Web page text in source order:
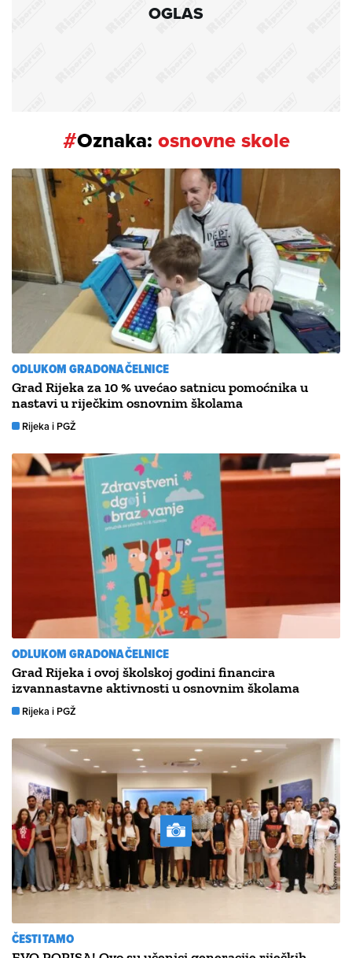
OGLAS
#Oznaka: osnovne skole
ODLUKOM GRADONAČELNICE
Grad Rijeka za 10 % uvećao satnicu pomoćnika u
nastavi u riječkim osnovnim školama
Rijeka i PGŽ
ODLUKOM GRADONAČELNICE
Grad Rijeka i ovoj školskoj godini financira
izvannastavne aktivnosti u osnovnim školama
Rijeka i PGŽ
ČESTITAMO